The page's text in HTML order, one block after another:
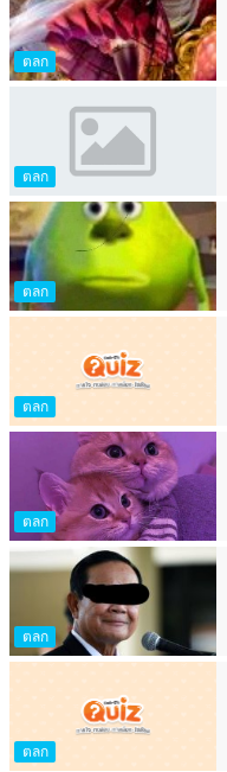
ตลก
ตลก
ตลก
ตลก
ตลก
ตลก
ตลก